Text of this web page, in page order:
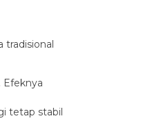
tradisional
Efeknya
tetap stabil